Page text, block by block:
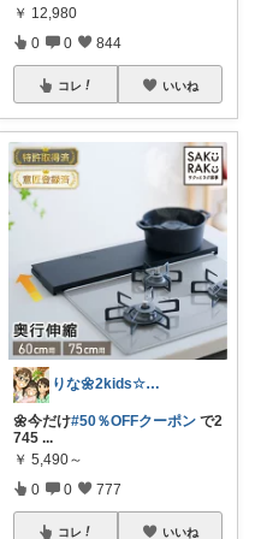
￥ 12,980
0 0 844
コレ いいね
りな🌼2kids☆毎日をちょっと快適に
🌼今だけ#50％OFFクーポン で2
745 ...
￥ 5,490～
0 0 777
コレ いいね